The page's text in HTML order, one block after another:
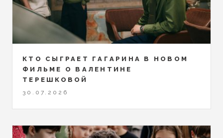
КТО СЫГРАЕТ ГАГАРИНА В НОВОМ
ФИЛЬМЕ О ВАЛЕНТИНЕ
ТЕРЕШКОВОЙ
30.07.2026